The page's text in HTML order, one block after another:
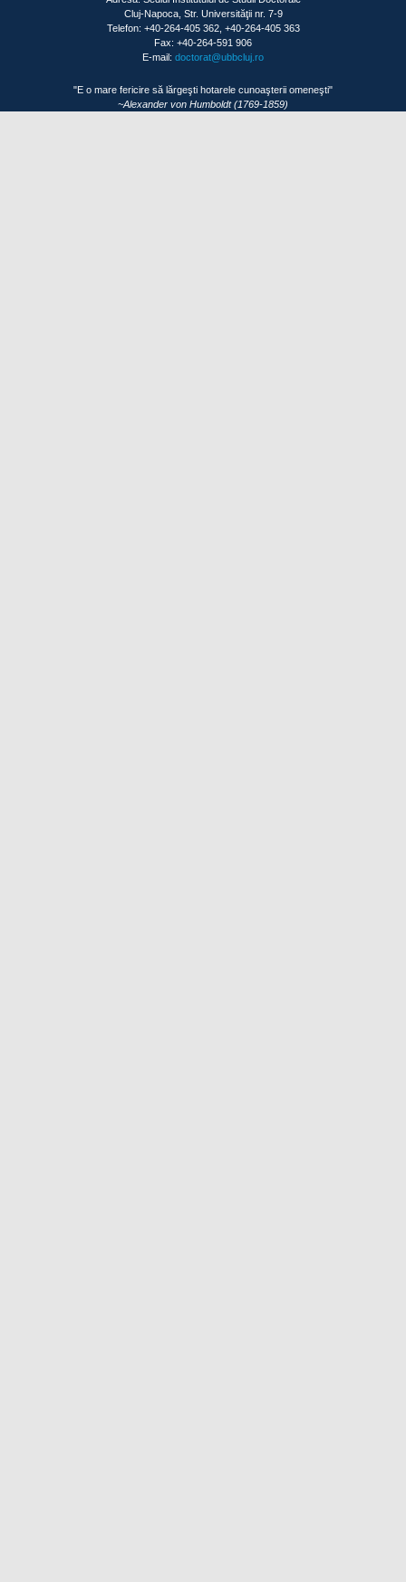
Cluj-Napoca, Str. Universităţii nr. 7-9
Telefon: +40-264-405 362, +40-264-405 363
Fax: +40-264-591 906
E-mail: doctorat@ubbcluj.ro
"E o mare fericire să lărgeşti hotarele cunoaşterii omeneşti"
~Alexander von Humboldt (1769-1859)